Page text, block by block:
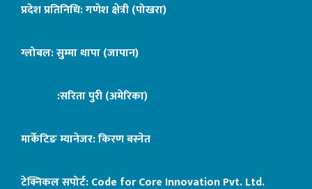
प्रदेश प्रतिनिधि: गणेश क्षेत्री (पोखरा)
ग्लोबल: सुम्मा थापा (जापान)
:सरिता पुरी (अमेरिका)
मार्केटिङ म्यानेजर: किरण बस्नेत
टेक्निकल सपोर्ट:Code for Core Innovation Pvt. Ltd.